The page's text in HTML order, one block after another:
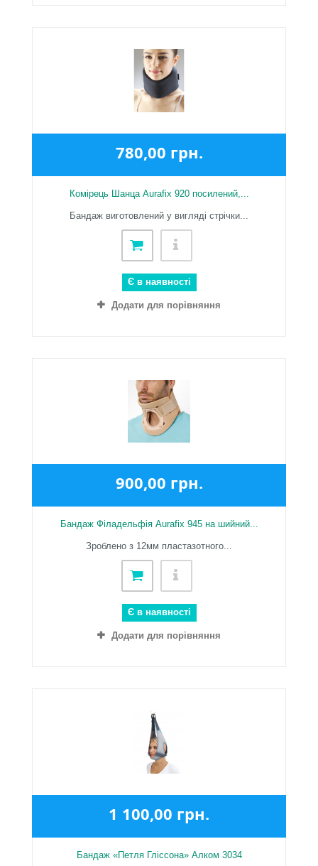
780,00 грн.
Комірець Шанца Aurafix 920 посилений,...
Бандаж виготовлений у вигляді стрічки...
Є в наявності
Додати для порівняння
900,00 грн.
Бандаж Філадельфія Aurafix 945 на шийний...
Зроблено з 12мм пластазотного...
Є в наявності
Додати для порівняння
1 100,00 грн.
Бандаж «Петля Гліссона» Алком 3034